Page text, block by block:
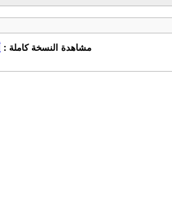
مشاهدة النسخة كاملة :